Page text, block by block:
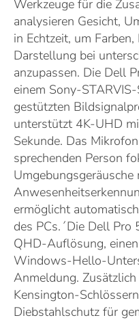
Werkzeuge für die
analysieren Gesicht,
in Echtzeit, um
Darstellung bei
anzupassen. Die Dell
einem Sony-
gestützten
unterstützt 4K-UHD
Sekunde. Das
sprechenden Person
ermöglicht
des PCs.´Die Dell
QHD-Auflösung,
Windows-Hello-
Anmeldung.
Kensington-
Diebstahlschutz für